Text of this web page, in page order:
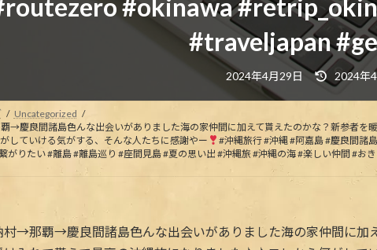
#okinawa
#traveljapan
2024年4月29日
最
終
更
新
時
:
2024年
Uncategorized
→慶良間諸島色んな出会いがありました海の家仲間に加えて貰えたのかな？新参者
していける気がする、そんな人たちに感謝やー
#沖縄旅行 #沖縄 #阿嘉島 #慶良間諸
がりたい #離島 #離島巡り #座間見島 #夏の思い出 #沖縄旅 #沖縄の海 #楽しい仲間 #